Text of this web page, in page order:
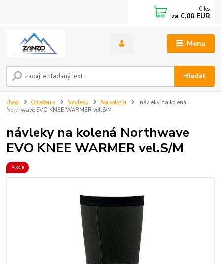
Menu
Hľadať
0 ks
za 0,00 EUR
Úvod Oblečenie Návleky Na kolená
návleky na kolená
Northwave EVO KNEE WARMER vel.S/M
návleky na kolená Northwave
EVO KNEE WARMER vel.S/M
Akcia